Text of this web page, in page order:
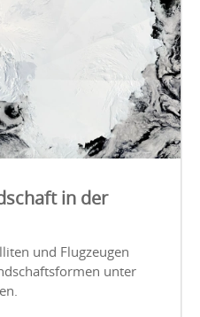
in der
und Flugzeugen
unter